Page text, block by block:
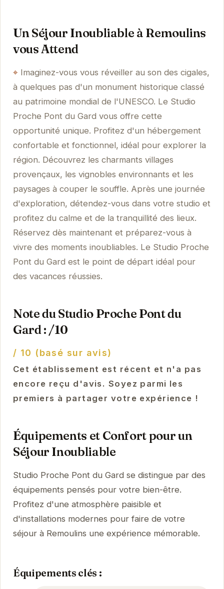
Un Séjour Inoubliable à Remoulins
vous Attend
Imaginez-vous vous réveiller au son des cigales,
à quelques pas d'un monument historique classé
au patrimoine mondial de l'UNESCO. Le Studio
Proche Pont du Gard vous offre cette
opportunité unique. Profitez d'un hébergement
confortable et fonctionnel, idéal pour explorer la
région. Découvrez les charmants villages
provençaux, les vignobles environnants et les
paysages à couper le souffle. Après une journée
d'exploration, détendez-vous dans votre studio et
profitez du calme et de la tranquillité des lieux.
Réservez dès maintenant et préparez-vous à
vivre des moments inoubliables. Le Studio Proche
Pont du Gard est le point de départ idéal pour
des vacances réussies.
Note du Studio Proche Pont du
Gard : /10
/ 10 (basé sur avis)
Cet établissement est récent et n'a pas
encore reçu d'avis. Soyez parmi les
premiers à partager votre expérience !
Équipements et Confort pour un
Séjour Inoubliable
Studio Proche Pont du Gard se distingue par des
équipements pensés pour votre bien-être.
Profitez d'une atmosphère paisible et
d'installations modernes pour faire de votre
séjour à Remoulins une expérience mémorable.
Équipements clés :